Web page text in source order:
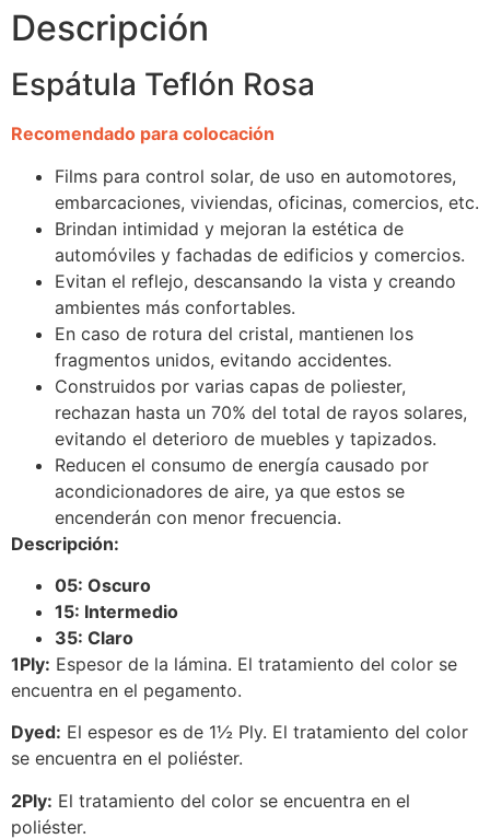
Descripción
Espátula Teflón Rosa
Recomendado para colocación
Films para control solar, de uso en automotores,
embarcaciones, viviendas, oficinas, comercios, etc.
Brindan intimidad y mejoran la estética de
automóviles y fachadas de edificios y comercios.
Evitan el reflejo, descansando la vista y creando
ambientes más confortables.
En caso de rotura del cristal, mantienen los
fragmentos unidos, evitando accidentes.
Construidos por varias capas de poliester,
rechazan hasta un 70% del total de rayos solares,
evitando el deterioro de muebles y tapizados.
Reducen el consumo de energía causado por
acondicionadores de aire, ya que estos se
encenderán con menor frecuencia.
Descripción:
05: Oscuro
15: Intermedio
35: Claro
1Ply: Espesor de la lámina. El tratamiento del color se
encuentra en el pegamento.
Dyed: El espesor es de 1½ Ply. El tratamiento del color
se encuentra en el poliéster.
2Ply: El tratamiento del color se encuentra en el
poliéster.